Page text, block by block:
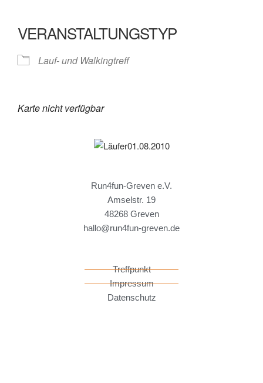
VERANSTALTUNGSTYP
Lauf- und Walkingtreff
Karte nicht verfügbar
Run4fun-Greven e.V.
Amselstr. 19
48268 Greven
hallo@run4fun-greven.de
Treffpunkt
Impressum
Datenschutz